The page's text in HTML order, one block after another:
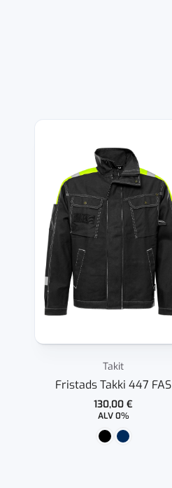
Takit
Fristads Takki 447 FAS
130,00€
ALV 0%